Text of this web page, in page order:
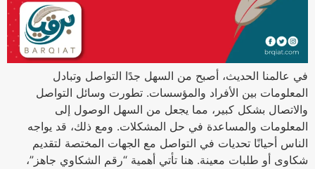
في عالمنا الحديث، أصبح من السهل جدًا التواصل وتبادل
المعلومات بين الأفراد والمؤسسات. تطورت وسائل التواصل
والاتصال بشكل كبير، مما يجعل من السهل الوصول إلى
المعلومات والمساعدة في حل المشكلات. ومع ذلك، قد يواجه
الناس أحيانًا تحديات في التواصل مع الجهات المختصة لتقديم
شكاوى أو طلبات معينة. هنا تأتي أهمية “رقم الشكاوي جاهز”،